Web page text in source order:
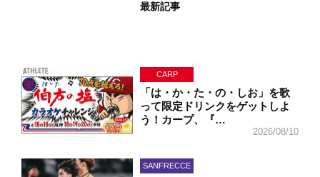
最新記事
CARP
「は・か・た・の・しお」を歌
って限定ドリンクをゲットしよ
う！カープ、『…
2026/08/10
SANFRECCE